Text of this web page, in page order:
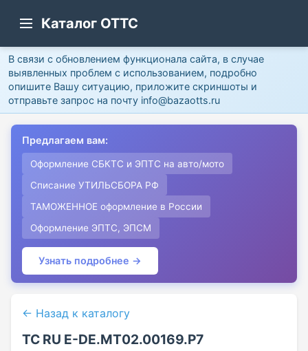
Каталог ОТТС
В связи с обновлением функционала сайта, в случае
выявленных проблем с использованием, подробно
опишите Вашу ситуацию, приложите скриншоты и
отправьте запрос на почту info@bazaotts.ru
Предлагаем вам:
Оформление СБКТС и ЭПТС на авто/мото
Списание УТИЛЬСБОРА РФ
ТАМОЖЕННОЕ оформление в России
Оформление ЭПТС, ЭПСМ
Узнать подробнее →
← Назад к каталогу
ТС RU Е-DE.МТ02.00169.Р7